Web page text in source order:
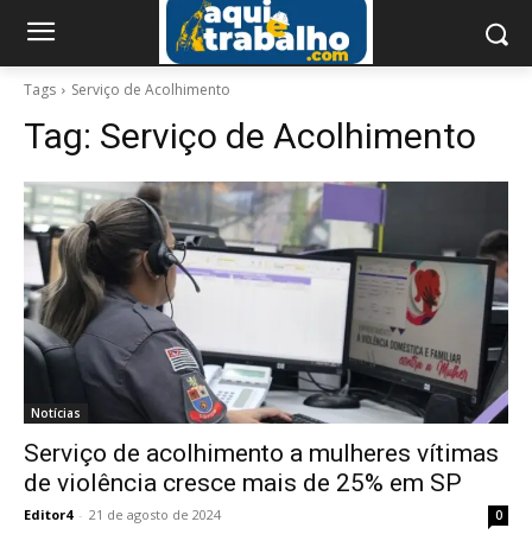
Tags Serviço de Acolhimento
Tag: Serviço de Acolhimento
Notícias
Serviço de acolhimento a mulheres vítimas
de violência cresce mais de 25% em SP
Editor4 - 21 de agosto de 2024 0